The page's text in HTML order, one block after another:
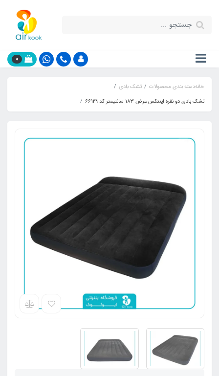
0
خانهدسته بندی محصولات
تشک بادی
تشک بادی دو نفره اینتکس عرض 183 سانتیمتر کد 66129